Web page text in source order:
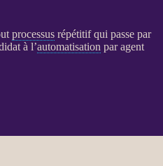
processusrépétitif qui passe par
à l’automatisation paragent